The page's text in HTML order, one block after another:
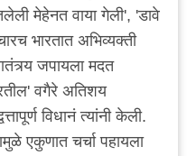
मेहेनत वाया गेली', 'डावे
भारतात अभिव्यक्ती
जपायला मदत
वगैरे अतिशय
विधानं त्यांनी केली.
एकुणात चर्चा पहायला